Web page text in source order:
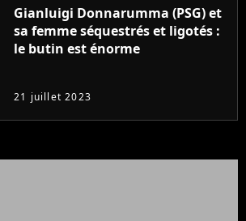
Gianluigi Donnarumma (PSG) et
sa femme séquestrés et ligotés :
le butin est énorme
21 juillet 2023